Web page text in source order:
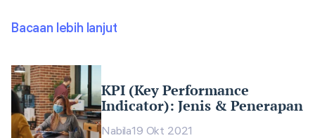
Bacaan lebih lanjut
KPI (Key Performance
Indicator): Jenis & Penerapan
Nabila19 Okt 2021